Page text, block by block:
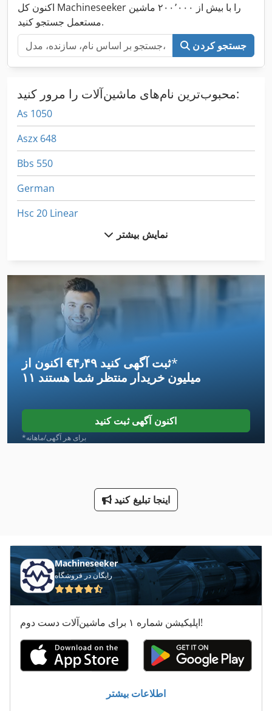
اکنون کل Machineseeker را با بیش از ۲۰۰٬۰۰۰ ماشین
مستعمل جستجو کنید.
جستجو کردن
محبوب‌ترین نام‌های ماشین‌آلات را مرور کنید:
As 1050
Aszx 648
Bbs 550
German
Hsc 20 Linear
International 1480
International 1586
International 2674
International 433
International 434
International 560
Ng 200
Tps 330
Tur 560
صفحه جعبه
نمایش بیشتر
اکنون از ‎€۴٫۴۹ ثبت آگهی کنید*
۱۱ میلیون خریدار منتظر شما هستند
اکنون آگهی ثبت کنید
*برای هر آگهی/ماهانه
اینجا تبلیغ کنید
Machineseeker
رایگان در فروشگاه
اپلیکیشن شماره ۱ برای ماشین‌آلات دست دوم!
اطلاعات بیشتر